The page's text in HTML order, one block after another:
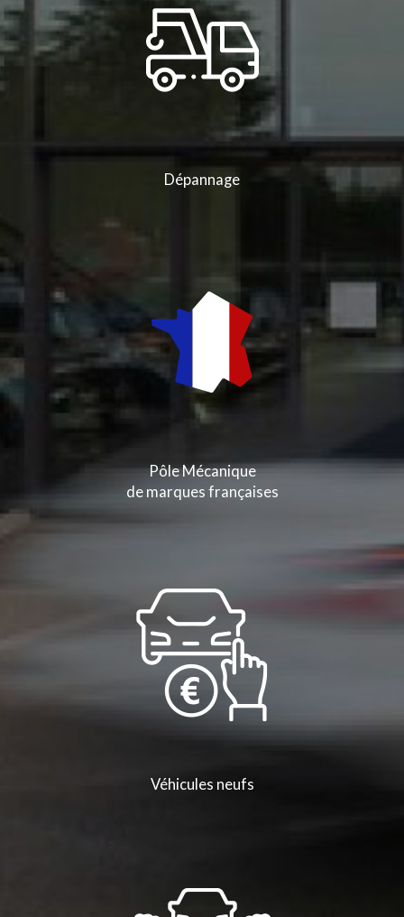
Dépannage
Pôle Mécanique
de marques françaises
Véhicules neufs